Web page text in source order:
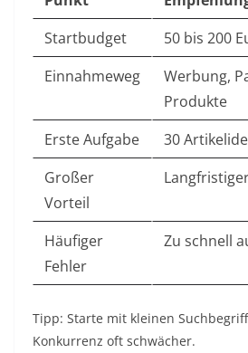
Startbudget
50 bis 200
Einnahmeweg
Werbung,
Produkte
Erste Aufgabe
30
Großer
Vorteil
Häufiger
Fehler
Zu schnell
Tipp: Starte mit kleinen
Konkurrenz oft schwächer.